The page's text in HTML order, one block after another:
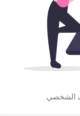
الشخصي